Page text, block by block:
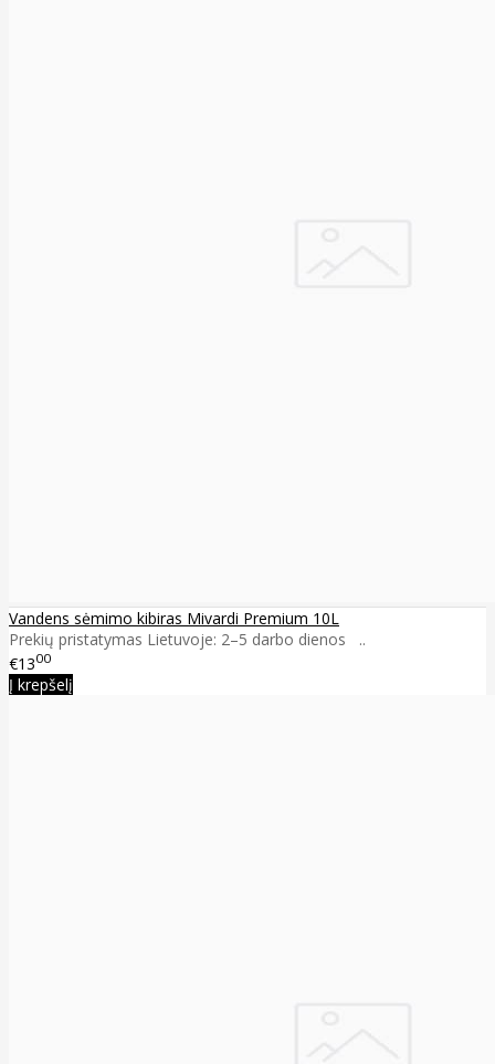
Vandens sėmimo kibiras Mivardi Premium 10L
Prekių pristatymas Lietuvoje: 2–5 darbo dienos ..
€1300
Į krepšelį